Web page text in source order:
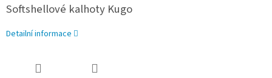
Softshellové kalhoty Kugo
Detailní informace